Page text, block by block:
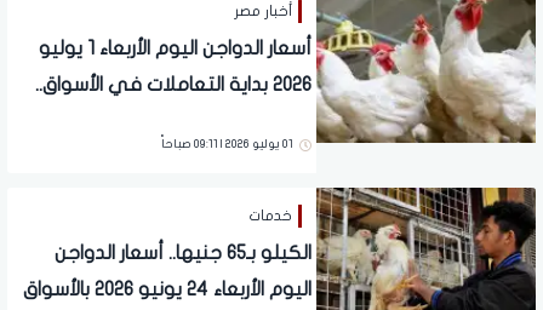
أخبار مصر
أسعار الدواجن اليوم الأربعاء 1 يوليو
2026 بداية التعاملات في الأسواق..
01 يوليو 2026 | 09:11 صباحاً
خدمات
الكيلو بـ65 جنيها.. أسعار الدواجن
اليوم الأربعاء 24 يونيو 2026 بالأسواق